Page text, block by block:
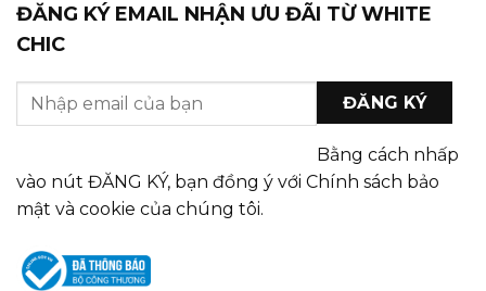
ĐĂNG KÝ EMAIL NHẬN ƯU ĐÃI TỪ WHITE
CHIC
Bằng cách nhấp
vào nút ĐĂNG KÝ, bạn đồng ý với Chính sách bảo
mật và cookie của chúng tôi.